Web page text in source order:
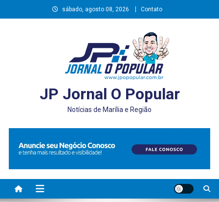
to
sábado, agosto 08, 2026 Contato
JP Jornal O Popular
Notícias de Marília e Região